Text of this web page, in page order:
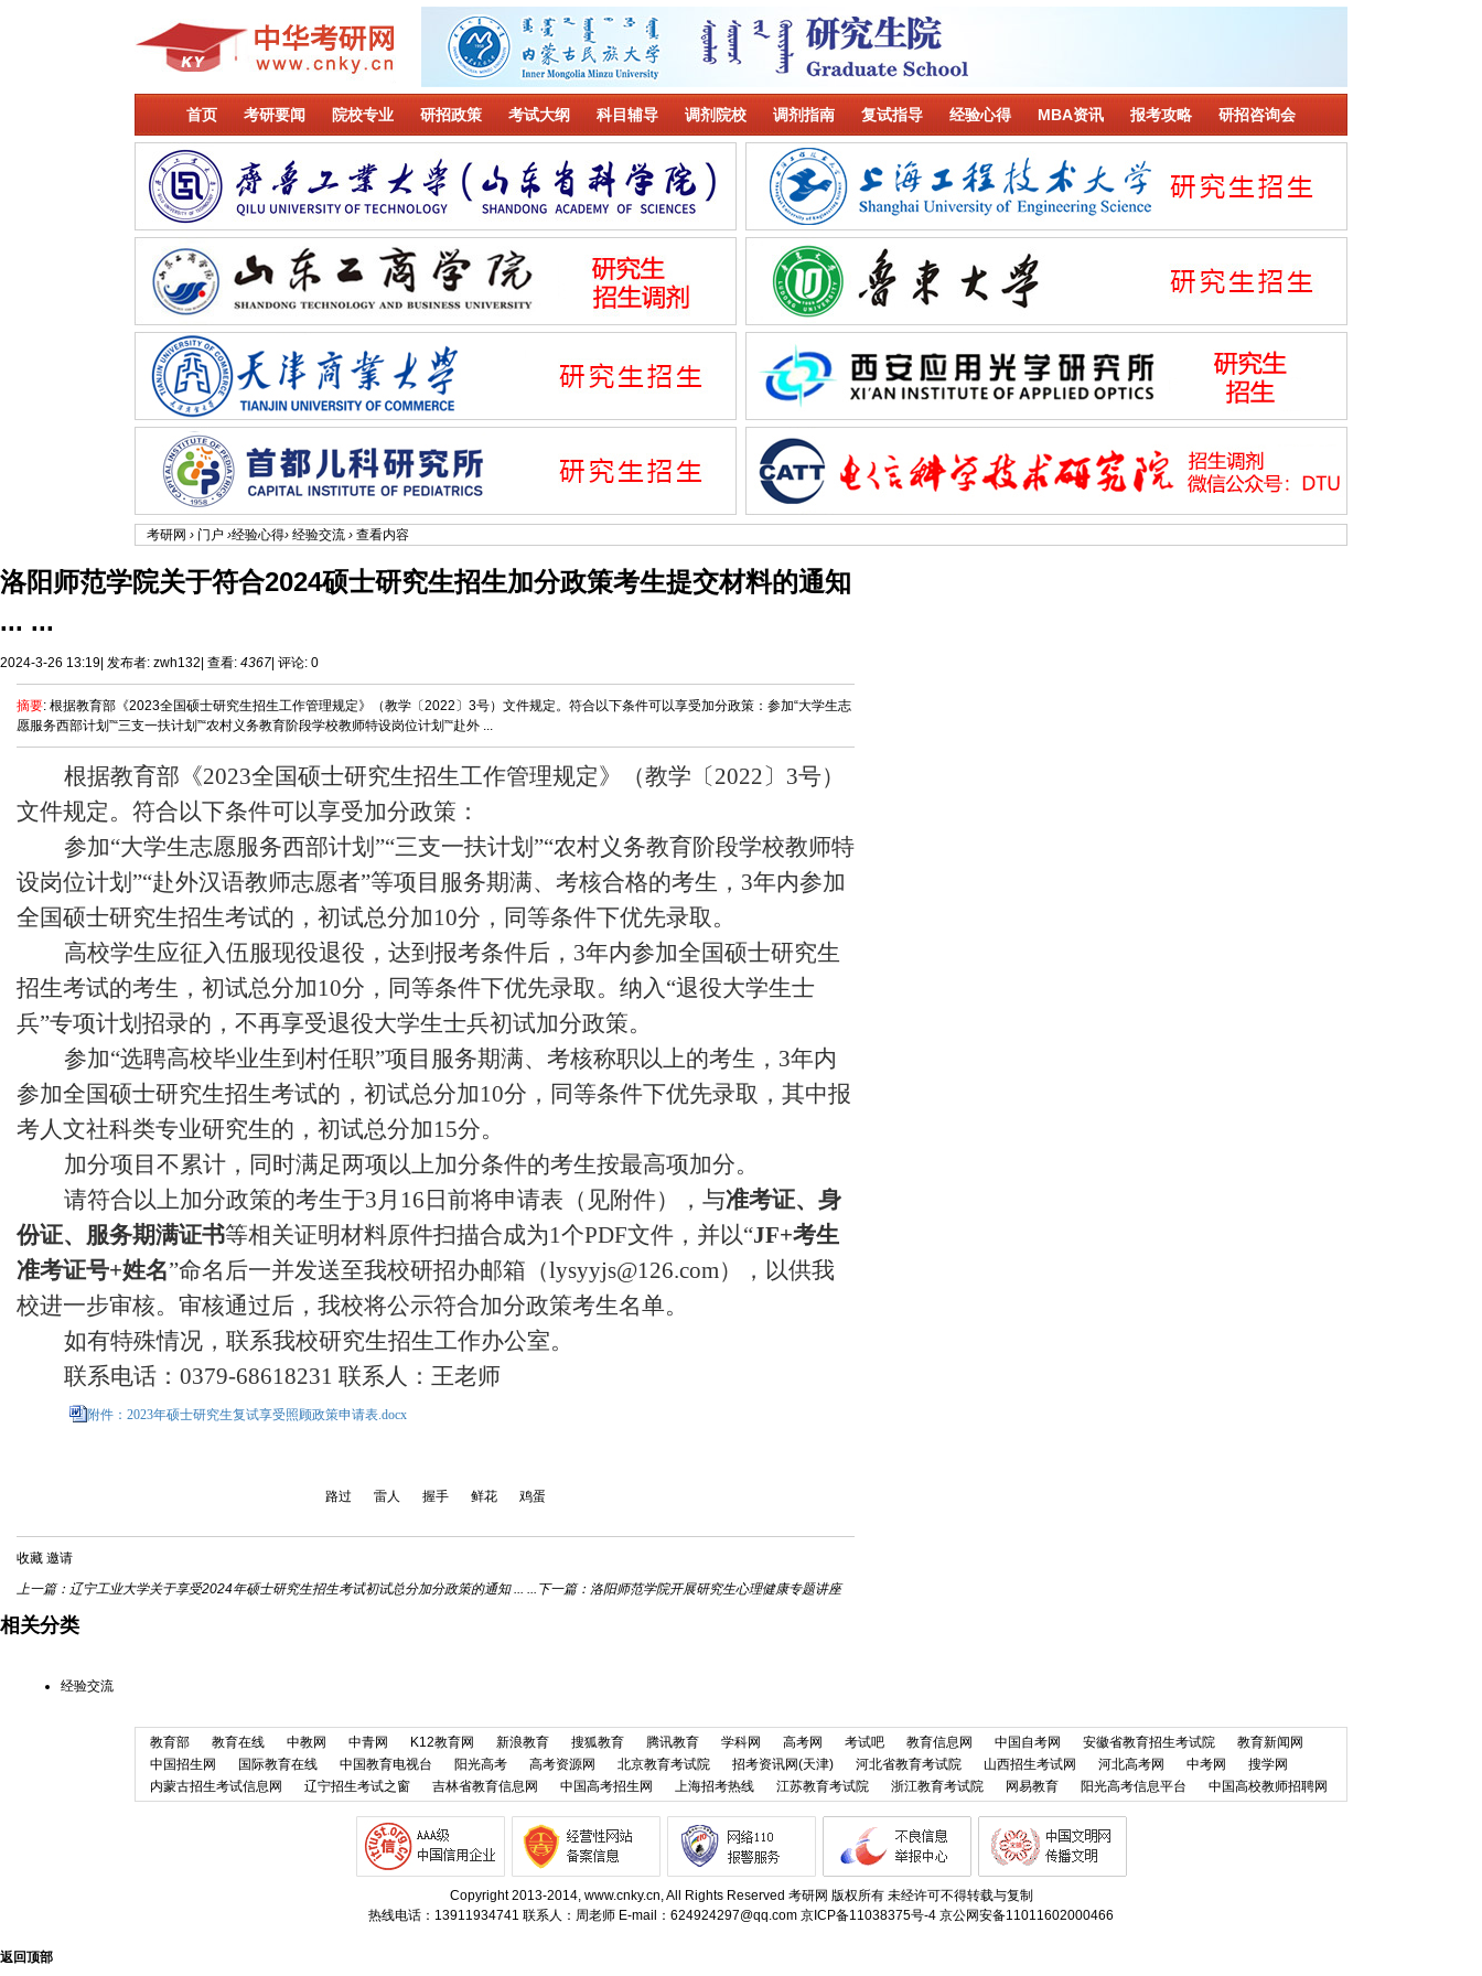
首页 考研要闻 院校专业 研招政策 考试大纲 科目辅导 调剂院校 调剂指南 复试指导 经验心得 MBA资讯 报考攻略 研招咨询会
考研网 › 门户 ›经验心得› 经验交流 › 查看内容
洛阳师范学院关于符合2024硕士研究生招生加分政策考生提交材料的通知
... ...
2024-3-26 13:19 发布者: zwh132 查看: 4367 评论: 0
摘要: 根据教育部《2023全国硕士研究生招生工作管理规定》（教学〔2022〕3号）文件规定。符合以下条件可以享受加分政策：参加“大学生志
愿服务西部计划”“三支一扶计划”“农村义务教育阶段学校教师特设岗位计划”“赴外 ...
根据教育部《2023全国硕士研究生招生工作管理规定》（教学〔2022〕 3号）
文件规定。 符合以下条件可以享受加分政策：
参加“大学生志愿服务西部计划”“三支一扶计划”“农村义务教育阶段学校教师特
设岗位计划”“赴外汉语教师志愿者”等项目服务期满、考核合格的考生， 3年内参加
全国硕士研究生招生考试的，初试总分加10分，同等条件下优先录取。
高校学生应征入伍服现役退役，达到报考条件后， 3年内参加全国硕士研究生
招生考试的考生，初试总分加10分，同等条件下优先录取。纳入“退役大学生士
兵”专项计划招录的，不再享受退役大学生士兵初试加分政策。
参加“选聘高校毕业生到村任职”项目服务期满、考核称职以上的考生， 3年内
参加全国硕士研究生招生考试的，初试总分加10分，同等条件下优先录取，其中报
考人文社科类专业研究生的，初试总分加15分。
加分项目不累计，同时满足两项以上加分条件的考生按最高项加分。
请符合以上加分政策的考生于3月 16日 前将申请表（见附件），与准考证、身
份证、服务期满证书等相关证明材料原件扫描合成为1个PDF文件，并以“JF+考生
准考证号+姓名”命名后一并发送至我校研招办邮箱（lysyyjs@126.com），以供我
校进一步审核。审核通过后，我校将公示符合加分政策考生名单。
如有特殊情况，联系我校研究生招生工作办公室。
联系电话： 0379-68618231 联系人：王老师
附件：2023年硕士研究生复试享受照顾政策申请表.docx
路过 雷人 握手 鲜花 鸡蛋
收藏 邀请
上一篇： 辽宁工业大学关于享受2024年硕士研究生招生考试初试总分加分政策的通知 ... ... 下一篇： 洛阳师范学院开展研究生心理健康专题讲座
相关分类
经验交流
教育部 教育在线 中教网 中青网 K12教育网 新浪教育 搜狐教育 腾讯教育 学科网 高考网 考试吧 教育信息网 中国自考网 安徽省教育招生考试院
教育新闻网
中国招生网
国际教育在线 中国教育电视台 阳光高考 高考资源网 北京教育考试院 招考资讯网(天津) 河北省教育考试院 山西招生考试网 河北高考网 中考网
搜学网
内蒙古招生考试信息网
辽宁招生考试之窗 吉林省教育信息网 中国高考招生网 上海招考热线 江苏教育考试院 浙江教育考试院 网易教育 阳光高考信息平台 中国高校教师招聘网
Copyright 2013-2014, www.cnky.cn, All Rights Reserved 考研网 版权所有 未经许可不得转载与复制
热线电话：13911934741 联系人：周老师 E-mail：624924297@qq.com 京ICP备11038375号-4 京公网安备11011602000466
返回顶部